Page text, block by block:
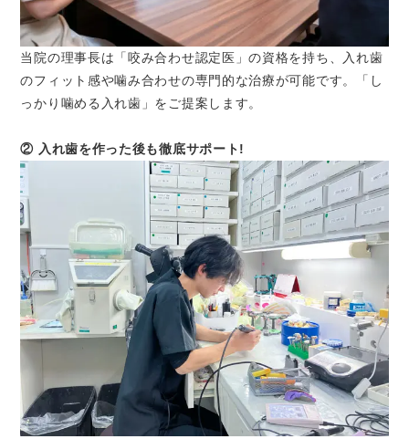
当院の理事長は「咬み合わせ認定医」の資格を持ち、入れ歯
のフィット感や噛み合わせの専門的な治療が可能です。「し
っかり噛める入れ歯」をご提案します。
② 入れ歯を作った後も徹底サポート!